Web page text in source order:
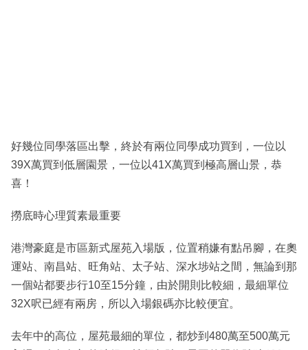
好幾位同學落區出擊，終於有兩位同學成功買到，一位以
39X萬買到低層園景，一位以41X萬買到極高層山景，恭
喜！
撈底時心理質素最重要
港灣豪庭是市區新式屋苑入場版，位置稍嫌有點吊腳，在奧
運站、南昌站、旺角站、太子站、深水埗站之間，無論到那
一個站都要步行10至15分鐘，由於開則比較細，最細單位
32X呎已經有兩房，所以入場銀碼亦比較便宜。
去年中的高位，屋苑最細的單位，都炒到480萬至500萬元